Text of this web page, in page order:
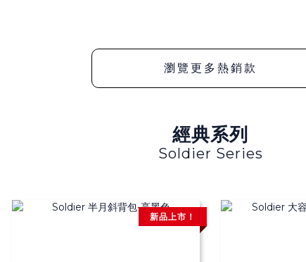
瀏覽更多熱銷款
經典系列
Soldier Series
新品上市！